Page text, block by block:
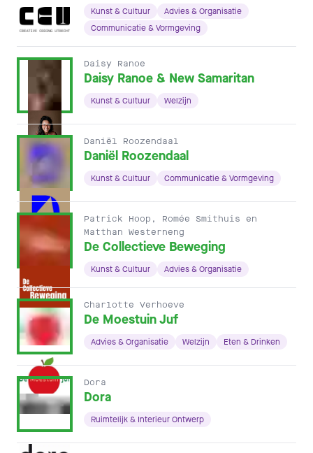
Kunst & Cultuur
Advies & Organisatie
Communicatie & Vormgeving
Daisy Ranoe
Daisy Ranoe & New Samaritan
Kunst & Cultuur Welzijn
Daniël Roozendaal
Daniël Roozendaal
Kunst & Cultuur Communicatie & Vormgeving
Patrick Hoop, Romée Smithuis en
Matthan Westerneng
De Collectieve Beweging
Kunst & Cultuur Advies & Organisatie
Charlotte Verhoeve
De Moestuin Juf
Advies & Organisatie Welzijn Eten & Drinken
Dora
Dora
Ruimtelijk & Interieur Ontwerp